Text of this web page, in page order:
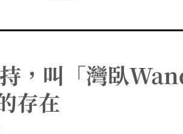
，叫「灣臥
存在